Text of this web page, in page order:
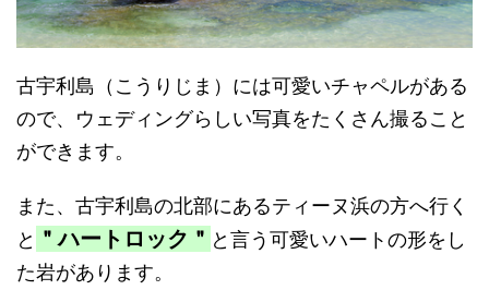
古宇利島（こうりじま）には可愛いチャペルがある
ので、 ウェディングらしい写真をたくさん撮ること
ができます。
また、古宇利島の北部にあるティーヌ浜の方へ行く
と ＂ハートロック＂ と言う可愛いハートの形をし
た岩があります。